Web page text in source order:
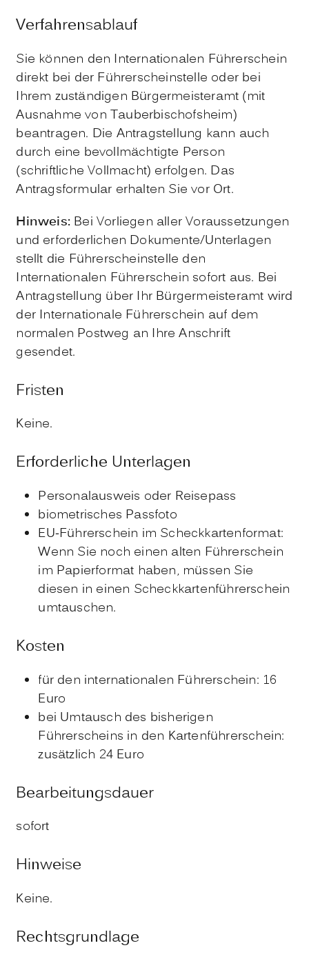
Verfahrensablauf
Sie können den Internationalen Führerschein
direkt bei der Führerscheinstelle oder bei
Ihrem zuständigen Bürgermeisteramt (mit
Ausnahme von Tauberbischofsheim)
beantragen. Die Antragstellung kann auch
durch eine bevollmächtigte Person
(schriftliche Vollmacht) erfolgen. Das
Antragsformular erhalten Sie vor Ort.
Hinweis: Bei Vorliegen aller Voraussetzungen
und erforderlichen Dokumente/Unterlagen
stellt die Führerscheinstelle den
Internationalen Führerschein sofort aus. Bei
Antragstellung über Ihr Bürgermeisteramt wird
der Internationale Führerschein auf dem
normalen Postweg an Ihre Anschrift
gesendet.
Fristen
Keine.
Erforderliche Unterlagen
Personalausweis oder Reisepass
biometrisches Passfoto
EU-Führerschein im Scheckkartenformat:
Wenn Sie noch einen alten Führerschein
im Papierformat haben, müssen Sie
diesen in einen Scheckkartenführerschein
umtauschen.
Kosten
für den internationalen Führerschein: 16
Euro
bei Umtausch des bisherigen
Führerscheins in den Kartenführerschein:
zusätzlich 24 Euro
Bearbeitungsdauer
sofort
Hinweise
Keine.
Rechtsgrundlage